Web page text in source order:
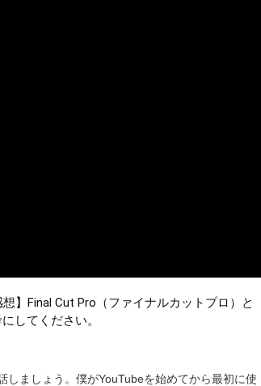
】Final Cut Pro（ファイナルカットプロ）と
してください。
ましょう。僕がYouTubeを始めてから最初に使